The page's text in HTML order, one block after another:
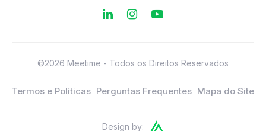
©2026 Meetime - Todos os Direitos Reservados
Termos e Políticas Perguntas Frequentes Mapa do Site
Design by: